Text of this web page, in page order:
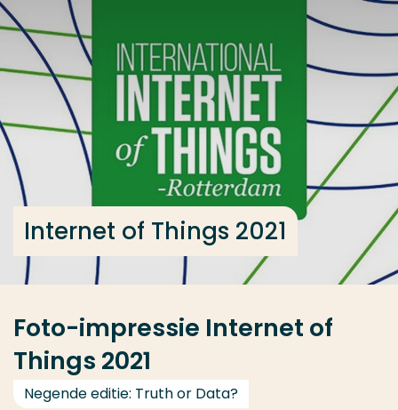
Ga direct naar de content
... > Editie 2021
Internet of Things 2021
Foto-impressie Internet of
Things 2021
Negende editie: Truth or Data?
Veel gezocht
Opleiding
Contact